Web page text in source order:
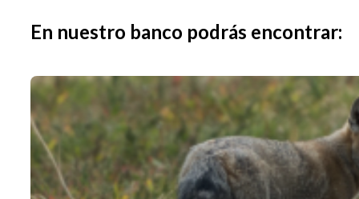
En nuestro banco podrás encontrar: